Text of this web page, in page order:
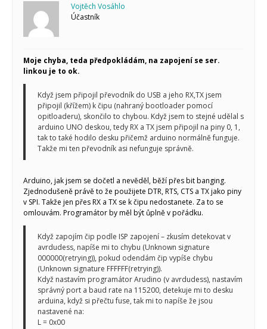
Vojtěch Vosáhlo
Účastník
Moje chyba, teda předpokládám, na zapojení se ser.
linkou je to ok.
Když jsem připojil převodník do USB a jeho RX,TX jsem
připojil (křížem) k čipu (nahraný bootloader pomocí
opitloaderu), skončilo to chybou. Když jsem to stejné udělal s
arduino UNO deskou, tedy RX a TX jsem připojil na piny 0, 1,
tak to také hodilo desku přičemž arduino normálně funguje.
Takže mi ten převodník asi nefunguje správně.
Arduino, jak jsem se dočetl a nevěděl, běží přes bit banging.
Zjednodušeně právě to že použijete DTR, RTS, CTS a TX jako piny
v SPI. Takže jen přes RX a TX se k čipu nedostanete. Za to se
omlouvám. Programátor by měl být ůplně v pořádku.
Když zapojím čip podle ISP zapojení – zkusím detekovat v
avrdudess, napíše mi to chybu (Unknown signature
000000(retrying)), pokud odendám čip vypíše chybu
(Unknown signature FFFFFF(retrying)).
Když nastavím programátor Arudino (v avrdudess), nastavím
správný port a baud rate na 115200, detekuje mi to desku
arduina, když si přečtu fuse, tak mi to napíše že jsou
nastavené na:
L = 0x00